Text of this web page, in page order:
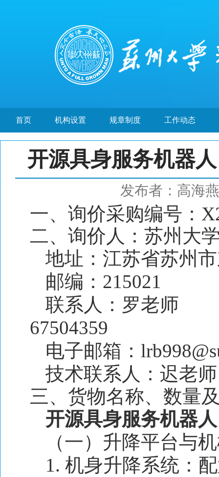
首页 机构设置 规章制度 工作动态
开源具身服务机器
发布者：高海燕
一、询价采购编号：
二、询价人：苏州大
地址：江苏省苏州
邮编：215021
联系人：罗老
67504359
电子邮箱：
技术联系人：迟
三、货物名称、数量
开源具身服务机
（一）升降平台与
1. 机身升降系统：